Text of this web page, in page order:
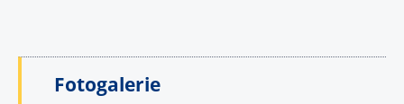
Fotogalerie